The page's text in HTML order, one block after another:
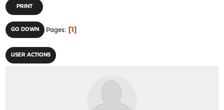
PRINT
GO DOWN Pages 1
USER ACTIONS